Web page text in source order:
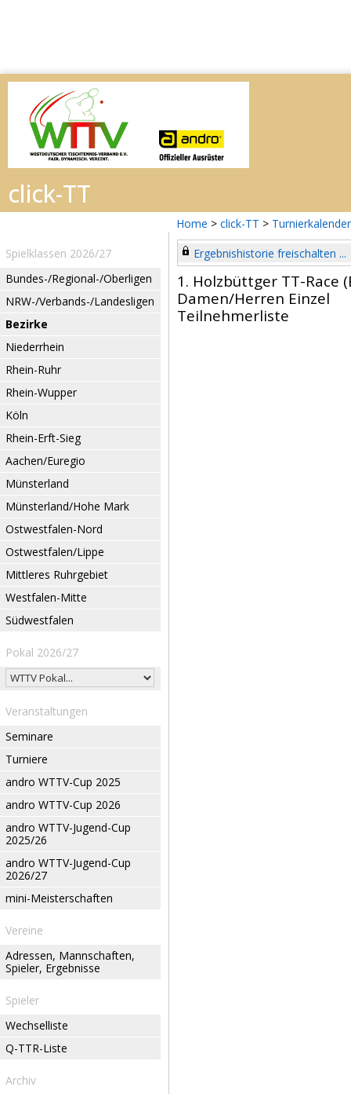
Home > click-TT > Turnierkalender
Spielklassen 2026/27
Bundes-/Regional-/Oberligen
NRW-/Verbands-/Landesligen
Bezirke
Niederrhein
Rhein-Ruhr
Rhein-Wupper
Köln
Rhein-Erft-Sieg
Aachen/Euregio
Münsterland
Münsterland/Hohe Mark
Ostwestfalen-Nord
Ostwestfalen/Lippe
Mittleres Ruhrgebiet
Westfalen-Mitte
Südwestfalen
Pokal 2026/27
Veranstaltungen
Seminare
Turniere
andro WTTV-Cup 2025
andro WTTV-Cup 2026
andro WTTV-Jugend-Cup
2025/26
andro WTTV-Jugend-Cup
2026/27
mini-Meisterschaften
Vereine
Adressen, Mannschaften,
Spieler, Ergebnisse
Spieler
Wechselliste
Q-TTR-Liste
Archiv
Ergebnishistorie freischalten ...
1. Holzbüttger TT-Race
Damen/Herren Einzel
Teilnehmerliste